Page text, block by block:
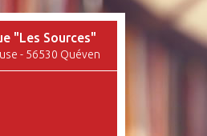
"Les Sources"
- 56530 Quéven